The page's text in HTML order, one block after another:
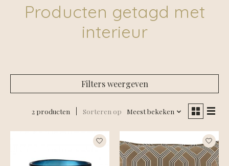
Producten getagd met
interieur
Filters weergeven
2 producten Sorteren op Meest bekeken